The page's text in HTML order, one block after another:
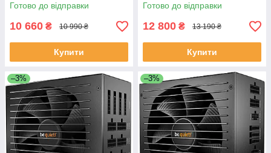
Готово до відправки
10 660 ₴ 10 990 ₴
Купити
Готово до відправки
12 800 ₴ 13 190 ₴
Купити
–3% –3%